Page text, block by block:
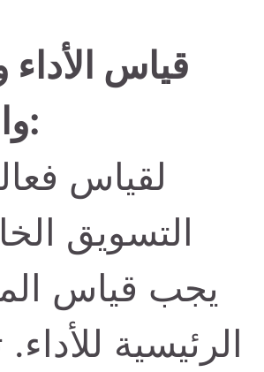
قياس الأداء
والتحسين:
لقياس
التسويق
يجب قياس
الرئيسية